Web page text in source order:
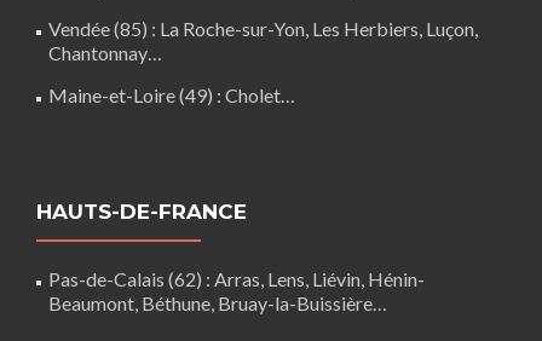
Vendée (85) : La Roche-sur-Yon, Les Herbiers, Luçon,
Chantonnay…
Maine-et-Loire (49) : Cholet…
HAUTS-DE-FRANCE
Pas-de-Calais (62) : Arras, Lens, Liévin, Hénin-
Beaumont, Béthune, Bruay-la-Buissière…